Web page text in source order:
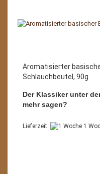
Aromatisierter
Schlauchbeutel, 90g
Der Klassiker unter
mehr sagen?
Lieferzeit: 1